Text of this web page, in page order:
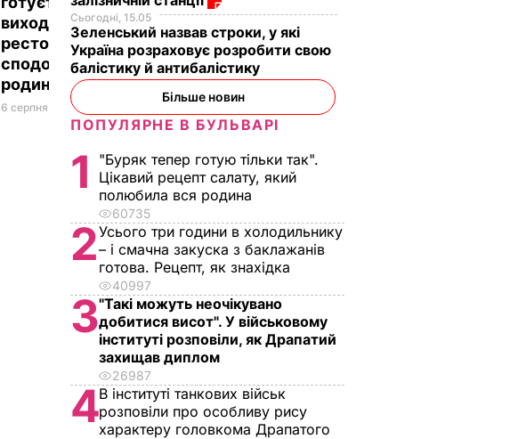
виходить – як з
ресторану. Рецепт
сподобається всій
родині
6 серпня, 15.39
коментують нове
відео Орбакайте з
усіма її дітьми
Сьогодні, 15.05
Зеленський назвав строки, у які
Україна розраховує розробити свою
балістику й антибалістику
Більше новин
ПОПУЛЯРНЕ В БУЛЬВАРІ
1
"Буряк тепер готую тільки так".
Цікавий рецепт салату, який
полюбила вся родина
60735
2Усього три години в холодильнику
– і смачна закуска з баклажанів
готова. Рецепт, як знахідка
40997
3"Такі можуть неочікувано
добитися висот". У військовому
інституті розповіли, як Драпатий
захищав диплом
26987
4В інституті танкових військ
розповіли про особливу рису
характеру головкома Драпатого